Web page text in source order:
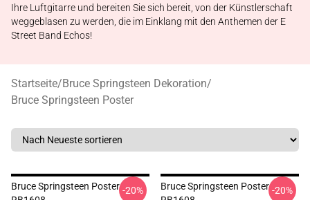
Ihre Luftgitarre und bereiten Sie sich bereit, von der Künstlerschaft
weggeblasen zu werden, die im Einklang mit den Anthemen der E
Street Band Echos!
Startseite/Bruce Springsteen Dekoration/
Bruce Springsteen Poster
Bruce Springsteen Poster -20%
Bruce Springsteen Poster -20%